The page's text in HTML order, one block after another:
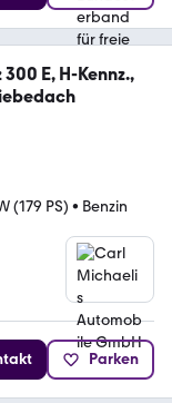
E, H-Kennz.,
(179 PS) • Benzin
Parken